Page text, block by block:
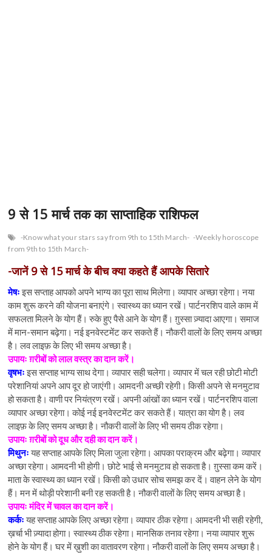
9 से 15 मार्च तक का साप्ताहिक राशिफल
-Know what your stars say from 9th to 15th March- -Weekly horoscope
from 9th to 15th March-
-जानें 9 से 15 मार्च के बीच क्या कहते हैं आपके सितारे
मेषःइस सप्ताह आपको अपने भाग्य का पूरा साथ मिलेगा। व्यापार अच्छा रहेगा। नया
काम शुरू करने की योजना बनाएंगे। स्वास्थ्य का ध्यान रखें। पार्टनरशिप वाले काम में
सफलता मिलने के योग हैं। रुके हुए पैसे आने के योग हैं। ग़ुस्सा ज़्यादा आएगा। समाज
में मान-समान बढ़ेगा। नई इनवेस्टमेंट कर सकते हैं। नौकरी वालों के लिए समय अच्छा
है। लव लाइफ़ के लिए भी समय अच्छा है।
उपायः ग़रीबों को लाल वस्त्र का दान करें।
वृषभःइस सप्ताह भाग्य साथ देगा। व्यापार सही चलेगा। व्यापार में चल रही छोटी मोटी
परेशानियां अपने आप दूर हो जाएंगी। आमदनी अच्छी रहेगी। किसी अपने से मनमुटाव
हो सकता है। वाणी पर नियंत्रण रखें। अपनी आंखों का ध्यान रखें। पार्टनरशिप वाला
व्यापार अच्छा रहेगा। कोई नई इनवेस्टमेंट कर सकते हैं। यात्रा का योग है। लव
लाइफ़ के लिए समय अच्छा है। नौकरी वालों के लिए भी समय ठीक रहेगा।
उपायः ग़रीबों को दूध और दही का दान करें।
मिथुनः यह सप्ताह आपके लिए मिला जुला रहेगा। आपका पराक्रम और बढ़ेगा। व्यापार
अच्छा रहेगा। आमदनी भी होगी। छोटे भाई से मनमुटाव हो सकता है। ग़ुस्सा कम करें।
माता के स्वास्थ्य का ध्यान रखें। किसी को उधार सोच समझ कर दें। वाहन लेने के योग
हैं। मन में थोड़ी परेशानी बनी रह सकती है। नौकरी वालों के लिए समय अच्छा है।
उपायः मंदिर में चावल का दान करें।
कर्कः यह सप्ताह आपके लिए अच्छा रहेगा। व्यापार ठीक रहेगा। आमदनी भी सही रहेगी,
ख़र्चा भी ज़्यादा होगा। स्वास्थ्य ठीक रहेगा। मानसिक तनाव रहेगा। नया व्यापार शुरू
होने के योग हैं। घर में ख़ुशी का वातावरण रहेगा। नौकरी वालों के लिए समय अच्छा है।